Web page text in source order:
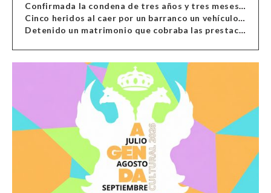
Confirmada la condena de tres años y tres meses al hombre de Antas acusado de xenofobia
Cinco heridos al caer por un barranco un vehículo en Alcolea
Detenido un matrimonio que cobraba las prestaciones de ilegales en Almería, Granada, Málaga, Huelva y Murcia